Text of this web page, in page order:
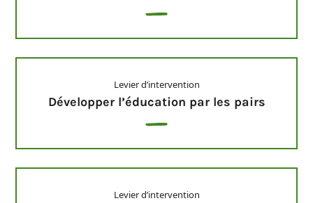
Levier d’intervention
Développer l’éducation par les pairs
Levier d’intervention